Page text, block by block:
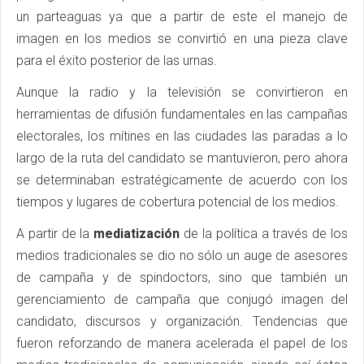
un parteaguas ya que a partir de este el manejo de
imagen en los medios se convirtió en una pieza clave
para el éxito posterior de las urnas.
Aunque la radio y la televisión se convirtieron en
herramientas de difusión fundamentales en las campañas
electorales, los mítines en las ciudades las paradas a lo
largo de la ruta del candidato se mantuvieron, pero ahora
se determinaban estratégicamente de acuerdo con los
tiempos y lugares de cobertura potencial de los medios.
A partir de la mediatización de la política a través de los
medios tradicionales se dio no sólo un auge de asesores
de campaña y de spindoctors, sino que también un
gerenciamiento de campaña que conjugó imagen del
candidato, discursos y organización. Tendencias que
fueron reforzando de manera acelerada el papel de los